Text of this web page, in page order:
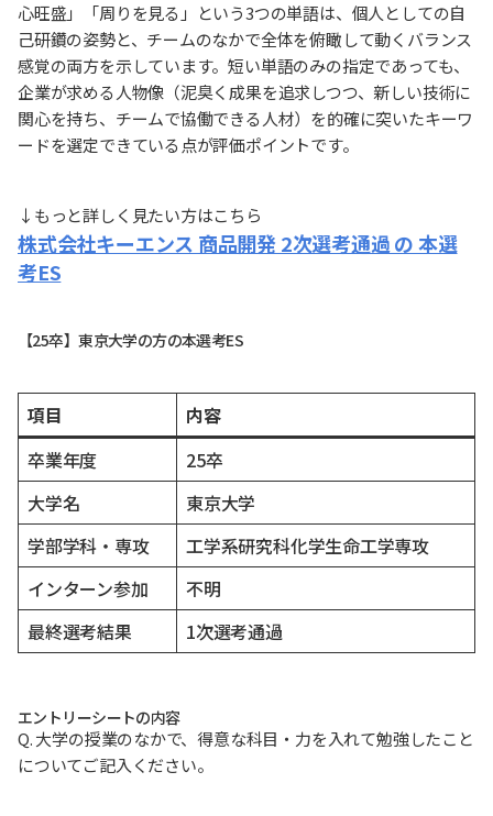
心旺盛」「周りを見る」という3つの単語は、個人としての自
己研鑽の姿勢と、チームのなかで全体を俯瞰して動くバランス
感覚の両方を示しています。短い単語のみの指定であっても、
企業が求める人物像（泥臭く成果を追求しつつ、新しい技術に
関心を持ち、チームで協働できる人材）を的確に突いたキーワ
ードを選定できている点が評価ポイントです。
↓もっと詳しく見たい方はこちら
株式会社キーエンス 商品開発 2次選考通過 の 本選
考ES
【25卒】東京大学の方の本選考ES
項目
内容
卒業年度
25卒
大学名
東京大学
学部学科・専攻
工学系研究科化学生命工学専攻
インターン参加
不明
最終選考結果
1次選考通過
エントリーシートの内容
Q. 大学の授業のなかで、得意な科目・力を入れて勉強したこと
についてご記入ください。